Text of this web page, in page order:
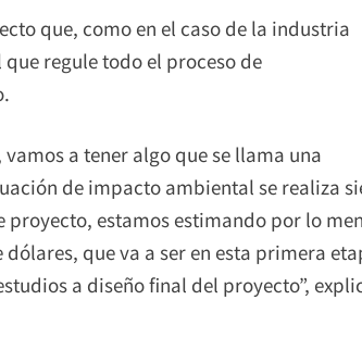
que, como en el caso de la industria
regule todo el proceso de
a tener algo que se llama una
de impacto ambiental se realiza
proyecto, estamos estimando por lo
que va a ser en esta primera
a diseño final del proyecto”,